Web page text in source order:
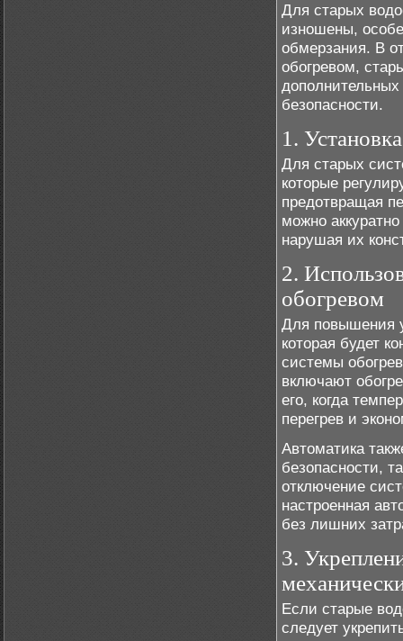
Для старых
изношены,
обмерзания. В
обогревом,
безопасности.
1.
Для старых
которые
предотвращая
можно
нарушая их
2.
обогревом
Для повышения
которая будет
системы
включают
его, когда
перегрев и
Автоматика
безопасности,
отключение
настроенная
без лишних
3.
Если старые
следует